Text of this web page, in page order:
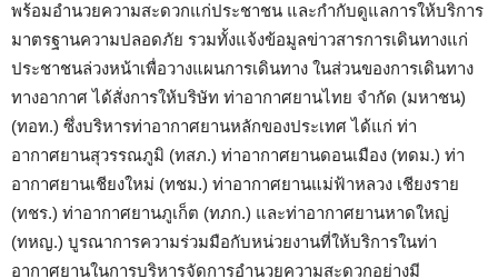
พร้อมอำนวยความสะดวกแก่ประชาชน และกำกับดูแลการให้บริการ
มาตรฐานความปลอดภัย รวมทั้งแจ้งข้อมูลข่าวสารการเดินทางแก่
ประชาชนล่วงหน้าเพื่อวางแผนการเดินทาง ในส่วนของการเดินทาง
ทางอากาศ ได้สั่งการให้บริษัท ท่าอากาศยานไทย จำกัด (มหาชน)
(ทอท.) ซึ่งบริหารท่าอากาศยานหลักของประเทศ ได้แก่ ท่า
อากาศยานสุวรรณภูมิ (ทสภ.) ท่าอากาศยานดอนเมือง (ทดม.) ท่า
อากาศยานเชียงใหม่ (ทชม.) ท่าอากาศยานแม่ฟ้าหลวง เชียงราย
(ทชร.) ท่าอากาศยานภูเก็ต (ทภก.) และท่าอากาศยานหาดใหญ่
(ทหญ.) บูรณาการความร่วมมือกับหน่วยงานที่ให้บริการในท่า
อากาศยานในการบริหารจัดการอำนวยความสะดวกอย่างมี